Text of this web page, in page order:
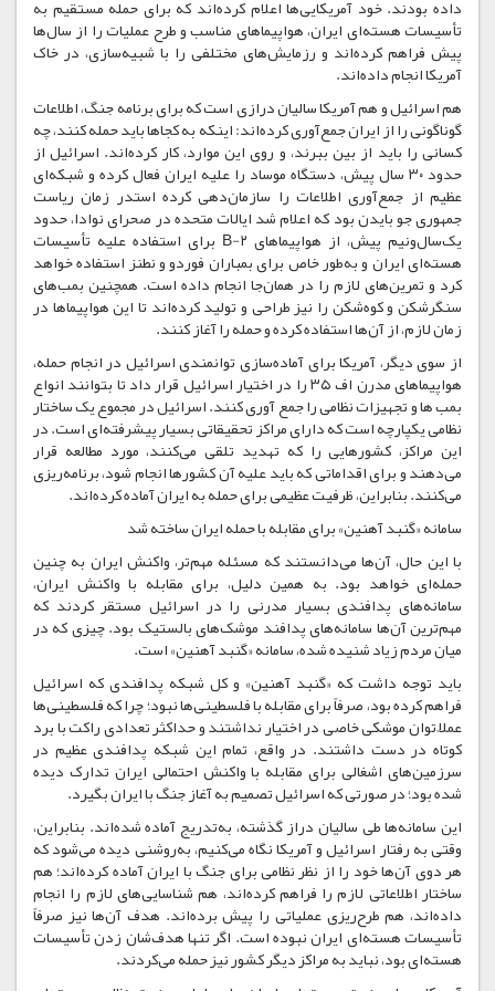
داده بودند. خود آمریکایی‌ها اعلام کرده‌اند که برای حمله مستقیم به
تأسیسات هسته‌ای ایران، هواپیماهای مناسب و طرح عملیات را از سال‌ها
پیش فراهم کرده‌اند و رزمایش‌های مختلفی را با شبیه‌سازی، در خاک
آمریکا انجام داده‌اند.
هم اسرائیل و هم آمریکا سالیان درازی است که برای برنامه جنگ، اطلاعات
گوناگونی را از ایران جمع‌آوری کرده‌اند: اینکه به کجاها باید حمله کنند، چه
کسانی را باید از بین ببرند، و روی این موارد، کار کرده‌اند. اسرائیل از
حدود ۳۰ سال پیش، دستگاه موساد را علیه ایران فعال کرده و شبکه‌ای
عظیم از جمع‌آوری اطلاعات را سازمان‌دهی کرده استدر زمان ریاست
جمهوری جو بایدن بود که اعلام شد ایالات متحده در صحرای نوادا، حدود
یک‌سال‌ونیم پیش، از هواپیماهای B-۲ برای استفاده علیه تأسیسات
هسته‌ای ایران و به‌طور خاص برای بمباران فوردو و نطنز استفاده خواهد
کرد و تمرین‌های لازم را در همان‌جا انجام داده است. همچنین بمب‌های
سنگرشکن و کوه‌شکن را نیز طراحی و تولید کرده‌اند تا این هواپیماها در
زمان لازم، از آن‌ها استفاده کرده و حمله را آغاز کنند.
از سوی دیگر، آمریکا برای آماده‌سازی توانمندی اسرائیل در انجام حمله،
هواپیماهای مدرن اف‌ ۳۵ را در اختیار اسرائیل قرار داد تا بتوانند انواع
بمب ها و تجهیزات نظامی را جمع آوری کنند. اسرائیل در مجموع یک ساختار
نظامی یکپارچه است که دارای مراکز تحقیقاتی بسیار پیشرفته‌ای است. در
این مراکز، کشورهایی را که تهدید تلقی می‌کنند، مورد مطالعه قرار
می‌دهند و برای اقداماتی که باید علیه آن کشورها انجام شود، برنامه‌ریزی
می‌کنند. بنابراین، ظرفیت عظیمی برای حمله به ایران آماده کرده‌اند.
سامانه «گنبد آهنین» برای مقابله با حمله ایران ساخته شد
با این حال، آن‌ها می‌دانستند که مسئله مهم‌تر، واکنش ایران به چنین
حمله‌ای خواهد بود. به همین دلیل، برای مقابله با واکنش ایران،
سامانه‌های پدافندی بسیار مدرنی را در اسرائیل مستقر کردند که
مهم‌ترین آن‌ها سامانه‌های پدافند موشک‌های بالستیک بود. چیزی که در
میان مردم زیاد شنیده شده، سامانه «گنبد آهنین» است.
باید توجه داشت که «گنبد آهنین» و کل شبکه پدافندی‌ که اسرائیل
فراهم کرده بود، صرفاً برای مقابله با فلسطینی‌ها نبود؛ چرا که فلسطینی‌ها
عملاً توان موشکی خاصی در اختیار نداشتند و حداکثر تعدادی راکت با برد
کوتاه در دست داشتند. در واقع، تمام این شبکه پدافندی عظیم در
سرزمین‌های اشغالی برای مقابله با واکنش احتمالی ایران تدارک دیده
شده بود؛ در صورتی که اسرائیل تصمیم به آغاز جنگ با ایران بگیرد.
این سامانه‌ها طی سالیان دراز گذشته، به‌تدریج آماده شده‌اند. بنابراین،
وقتی به رفتار اسرائیل و آمریکا نگاه می‌کنیم، به‌روشنی دیده می‌شود که
هر دوی آن‌ها خود را از نظر نظامی برای جنگ با ایران آماده کرده‌اند؛ هم
ساختار اطلاعاتی لازم را فراهم کرده‌اند، هم شناسایی‌های لازم را انجام
داده‌اند، هم طرح‌ریزی عملیاتی را پیش برده‌اند. هدف آن‌ها نیز صرفاً
تأسیسات هسته‌ای ایران نبوده است. اگر تنها هدف‌شان زدن تأسیسات
هسته‌ای بود، نباید به مراکز دیگر کشور نیز حمله می‌کردند.